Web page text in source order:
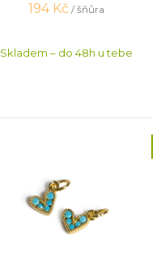
194 Kč / šňůra
Skladem – do 48h u tebe